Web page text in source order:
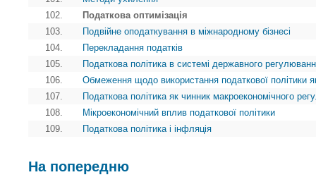
102.
Податкова оптимізація
103.
Подвійне оподаткування в міжнародному бізнесі
104.
Перекладання податків
105.
Податкова політика в системі державного
106.
Обмеження щодо використання податкової політики
107.
Податкова політика як чинник макроекономічного
108.
Мікроекономічний вплив податкової політики
109.
Податкова політика і інфляція
На попередню